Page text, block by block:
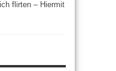
flirten – Hiermit